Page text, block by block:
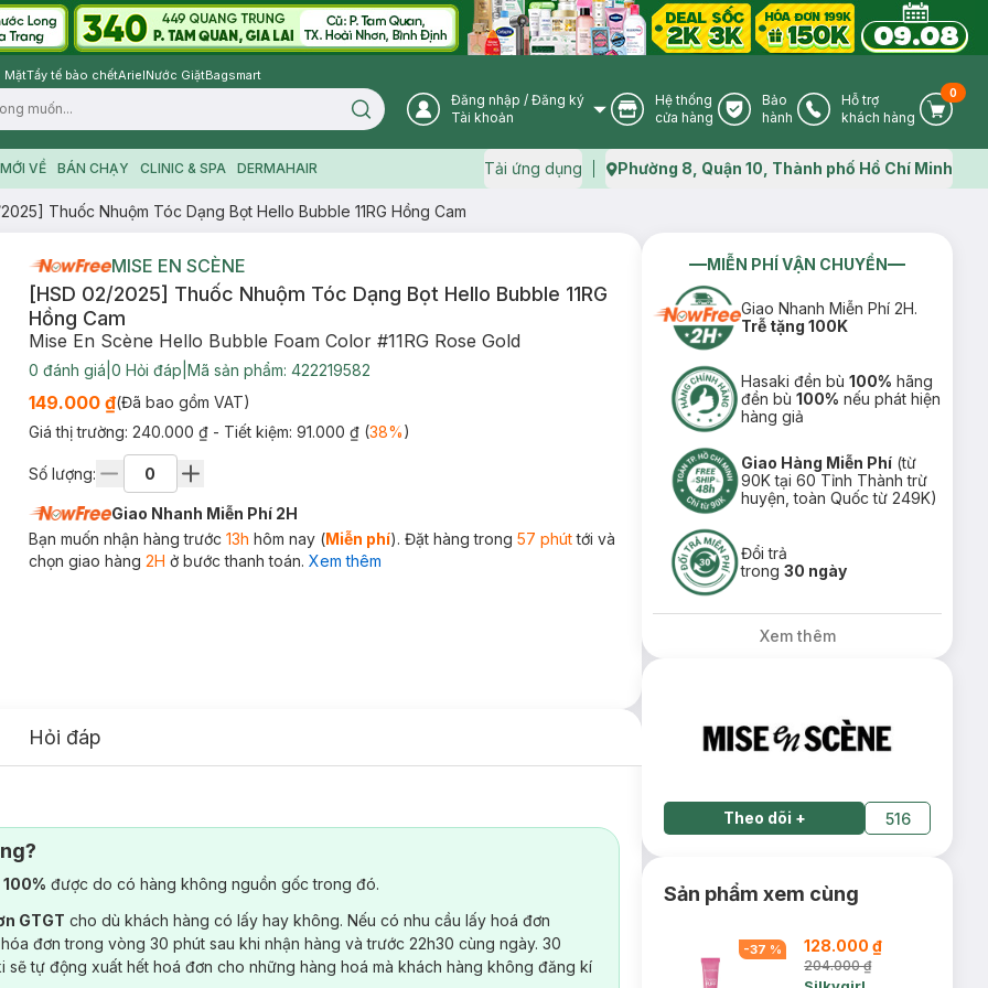
MặtTẩy tế bào chếtArielNước GiặtBagsmart
Search icon User Icon
Đăng nhập / Đăng ký
Tài khoản
Store Icon
Hệ thống
cửa hàng
Warranty Icon
Bảo
hành
Phone Icon
Hỗ trợ
khách hàng
Cart
0
VỀ BÁN CHẠY CLINIC & SPA DERMAHAIR Tải ứng dụng Map icon
Phường 8, Quận 10, Thành phố Hồ Chí Minh
Thuốc Nhuộm Tóc Dạng Bọt Hello Bubble 11RG Hồng Cam
MISE EN SCÈNE
[HSD 02/2025] Thuốc Nhuộm Tóc Dạng Bọt Hello Bubble 11RG
Hồng Cam
Mise En Scène Hello Bubble Foam Color #11RG Rose Gold
0 đánh giá 0 Hỏi đáp Mã sản phẩm: 422219582
149.000 ₫(Đã bao gồm VAT)
Giá thị trường: 240.000 ₫ - Tiết kiệm: 91.000 ₫(38%)
Số lượng:
Giao Nhanh Miễn Phí 2H
Bạn muốn nhận hàng trước 13h hôm nay (Miễn phí). Đặt hàng trong 57 phúttới và
chọn giao hàng 2H ở bước thanh toán. Xem thêm
Hỏi đáp
được do có hàng không nguồn gốc trong đó.
GTGT cho dù khách hàng có lấy hay không. Nếu có nhu cầu lấy hoá đơn
đơn trong vòng 30 phút sau khi nhận hàng và trước 22h30 cùng ngày. 30
sẽ tự động xuất hết hoá đơn cho những hàng hoá mà khách hàng không đăng kí
MIỄN PHÍ VẬN CHUYỂN
Giao Nhanh Miễn Phí 2H.
Trễ tặng 100K
Hasaki đền bù100% hãng
đền bù100% nếu phát hiện
hàng giả
Giao Hàng Miễn Phí (từ
90K tại 60 Tỉnh Thành trừ
huyện, toàn Quốc từ 249K)
Đổi trả
trong30 ngày
Xem thêm
Theo dõi + 516
Sản phẩm xem cùng
-37 % 128.000 ₫
204.000 ₫